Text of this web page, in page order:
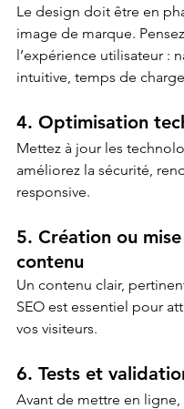
Le design doit être en
image de marque.
l’expérience utilisateur :
intuitive, temps de
4. Optimisation
Mettez à jour les
améliorez la sécurité,
responsive.
5. Création ou
contenu
Un contenu clair,
SEO est essentiel pour
vos visiteurs.
6. Tests et
Avant de mettre en ligne,